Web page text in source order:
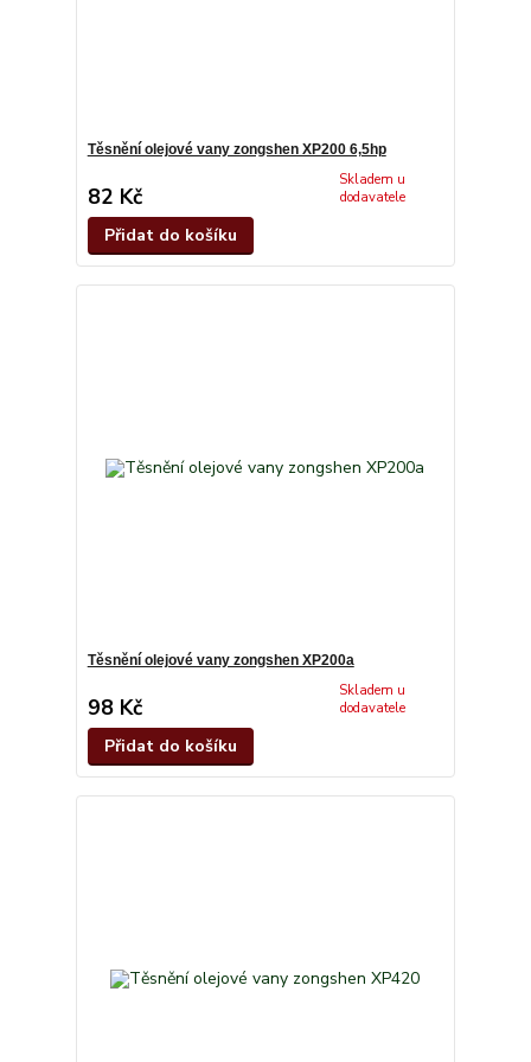
Těsnění olejové vany zongshen XP200 6,5hp
82 Kč
Skladem u
dodavatele
Přidat do košíku
Těsnění olejové vany zongshen XP200a
98 Kč
Skladem u
dodavatele
Přidat do košíku